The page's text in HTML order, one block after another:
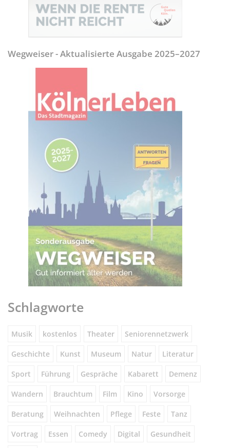
Wegweiser - Aktualisierte Ausgabe 2025–2027
Schlagworte
Musik kostenlos Theater Seniorennetzwerk
Geschichte Kunst Museum Natur Literatur
Sport Führung Gespräche Kabarett Demenz
Wandern Brauchtum Film Kino Vorsorge
Beratung Weihnachten Pflege Feste Tanz
Vortrag Essen Comedy Digital Gesundheit